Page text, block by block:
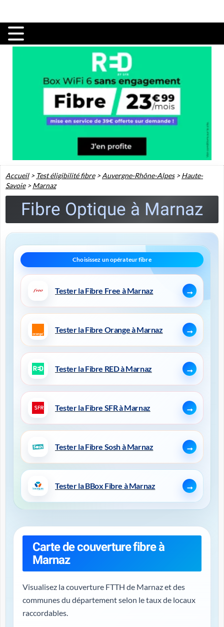
Accueil> Test éligibilité fibre>Auvergne-Rhône-Alpes>Haute-
Savoie>Marnaz
Fibre Optique à Marnaz
Tester la Fibre Free à Marnaz
Tester la Fibre Orange à Marnaz
Tester la Fibre RED à Marnaz
Tester la Fibre SFR à Marnaz
Tester la Fibre Sosh à Marnaz
Tester la BBox Fibre à Marnaz
Carte de couverture fibre à
Marnaz
Visualisez la couverture FTTH de Marnaz et des
communes du département selon le taux de locaux
raccordables.